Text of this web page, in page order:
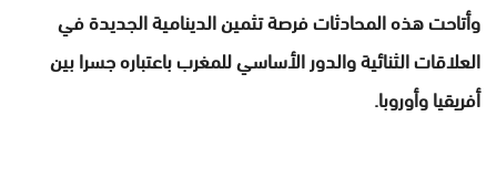
وأتاحت هذه المحادثات فرصة تثمين الدينامية الجديدة في
العلاقات الثنائية والدور الأساسي للمغرب باعتباره جسرا بين
أفريقيا وأوروبا.